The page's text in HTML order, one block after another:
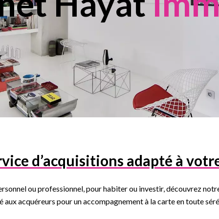
d’acquisitions adapté à
ou professionnel, pour habiter ou investir, découvrez
aux acquéreurs pour un accompagnement à la carte en toute